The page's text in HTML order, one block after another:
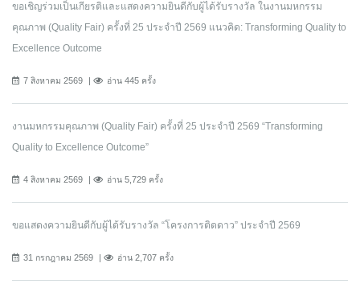
ขอเชิญร่วมเป็นเกียรติและแสดงความยินดีกับผู้ได้รับรางวัล ในงานมหกรรม
คุณภาพ (Quality Fair) ครั้งที่ 25 ประจำปี 2569 แนวคิด: Transforming Quality to
Excellence Outcome
7 สิงหาคม 2569 อ่าน 445 ครั้ง
งานมหกรรมคุณภาพ (Quality Fair) ครั้งที่ 25 ประจำปี 2569 “Transforming
Quality to Excellence Outcome”
4 สิงหาคม 2569 อ่าน 5,729 ครั้ง
ขอแสดงความยินดีกับผู้ได้รับรางวัล “โครงการติดดาว” ประจำปี 2569
31 กรกฎาคม 2569 อ่าน 2,707 ครั้ง